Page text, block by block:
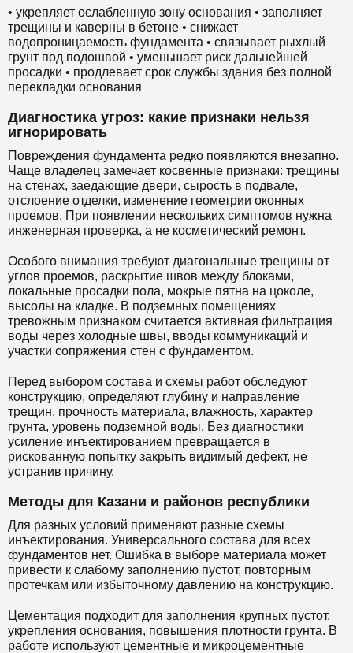
• укрепляет ослабленную зону основания • заполняет
трещины и каверны в бетоне • снижает
водопроницаемость фундамента • связывает рыхлый
грунт под подошвой • уменьшает риск дальнейшей
просадки • продлевает срок службы здания без полной
перекладки основания
Диагностика угроз: какие признаки нельзя
игнорировать
Повреждения фундамента редко появляются внезапно.
Чаще владелец замечает косвенные признаки: трещины
на стенах, заедающие двери, сырость в подвале,
отслоение отделки, изменение геометрии оконных
проемов. При появлении нескольких симптомов нужна
инженерная проверка, а не косметический ремонт.
Особого внимания требуют диагональные трещины от
углов проемов, раскрытие швов между блоками,
локальные просадки пола, мокрые пятна на цоколе,
высолы на кладке. В подземных помещениях
тревожным признаком считается активная фильтрация
воды через холодные швы, вводы коммуникаций и
участки сопряжения стен с фундаментом.
Перед выбором состава и схемы работ обследуют
конструкцию, определяют глубину и направление
трещин, прочность материала, влажность, характер
грунта, уровень подземной воды. Без диагностики
усиление инъектированием превращается в
рискованную попытку закрыть видимый дефект, не
устранив причину.
Методы для Казани и районов республики
Для разных условий применяют разные схемы
инъектирования. Универсального состава для всех
фундаментов нет. Ошибка в выборе материала может
привести к слабому заполнению пустот, повторным
протечкам или избыточному давлению на конструкцию.
Цементация подходит для заполнения крупных пустот,
укрепления основания, повышения плотности грунта. В
работе используют цементные и микроцементные